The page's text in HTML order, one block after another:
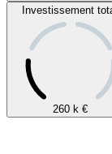
Investissement
260 k €